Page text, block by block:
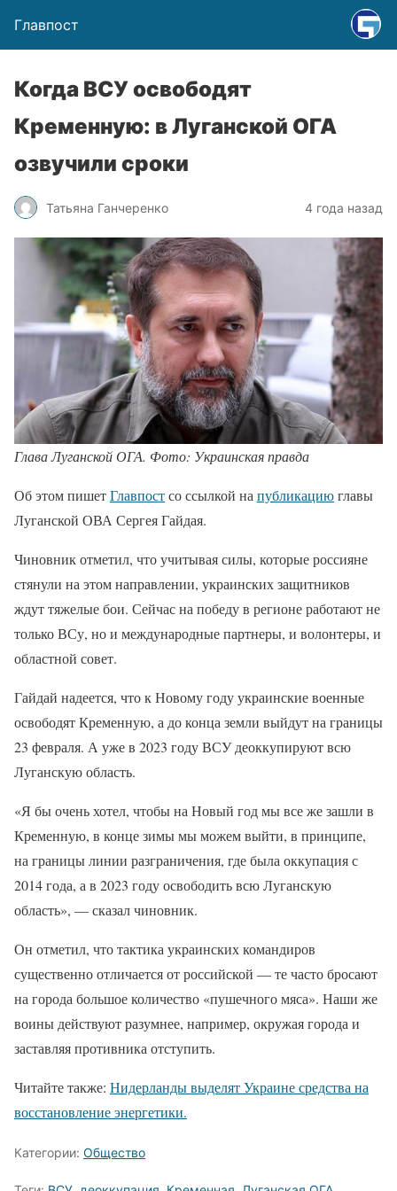
Главпост
Когда ВСУ освободят
Кременную: в Луганской ОГА
озвучили сроки
Татьяна Ганчеренко 4 года назад
Глава Луганской ОГА. Фото: Украинская правда
Об этом пишетГлавпостсо ссылкой напубликациюглавы
Луганской ОВА Сергея Гайдая.
Чиновник отметил, что учитывая силы, которые россияне
стянули на этом направлении, украинских защитников
ждут тяжелые бои. Сейчас на победу в регионе работают не
только ВСу, но и международные партнеры, и волонтеры, и
областной совет.
Гайдай надеется, что к Новому году украинские военные
освободят Кременную, а до конца земли выйдут на границы
23 февраля. А уже в 2023 году ВСУ деоккупируют всю
Луганскую область.
«Я бы очень хотел, чтобы на Новый год мы все же зашли в
Кременную, в конце зимы мы можем выйти, в принципе,
на границы линии разграничения, где была оккупация с
2014 года, а в 2023 году освободить всю Луганскую
область», — сказал чиновник.
Он отметил, что тактика украинских командиров
существенно отличается от российской — те часто бросают
на города большое количество «пушечного мяса». Наши же
воины действуют разумнее, например, окружая города и
заставляя противника отступить.
Читайте также: Нидерланды выделят Украине средства на
восстановление энергетики.
Категории: Общество